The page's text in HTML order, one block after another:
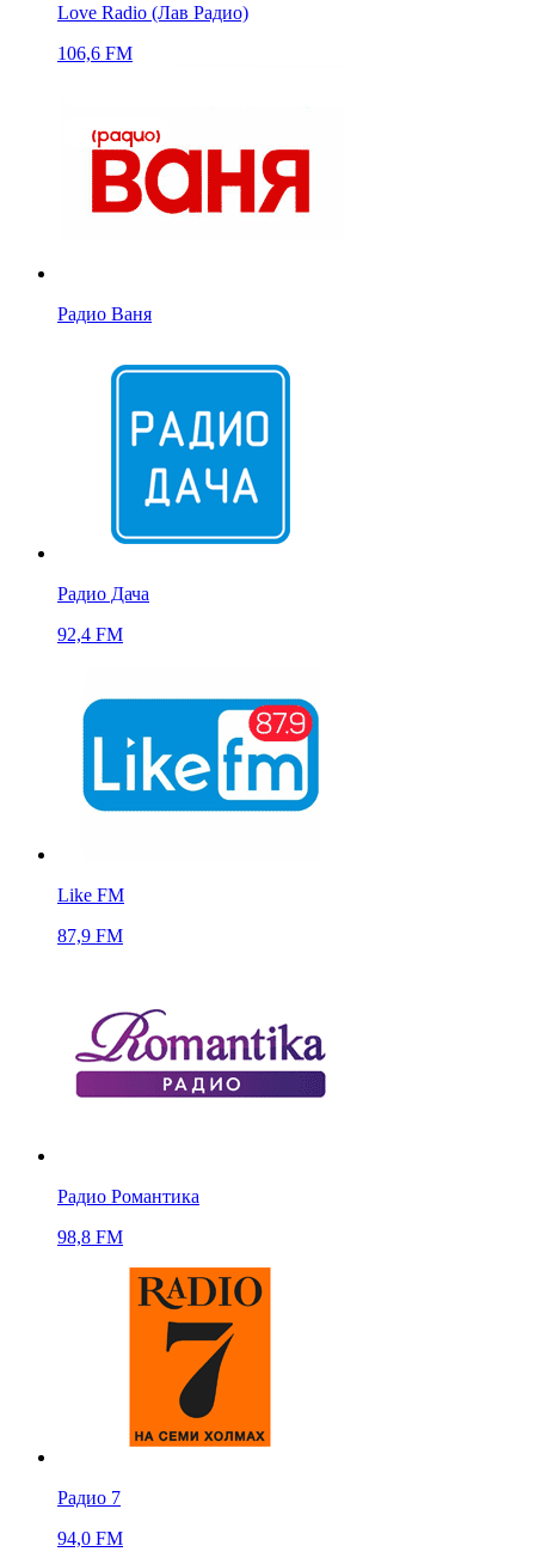
Love Radio (Лав Радио)
106,6 FM
Радио Ваня
Радио Дача
92,4 FM
Like FM
87,9 FM
Радио Романтика
98,8 FM
Радио 7
94,0 FM